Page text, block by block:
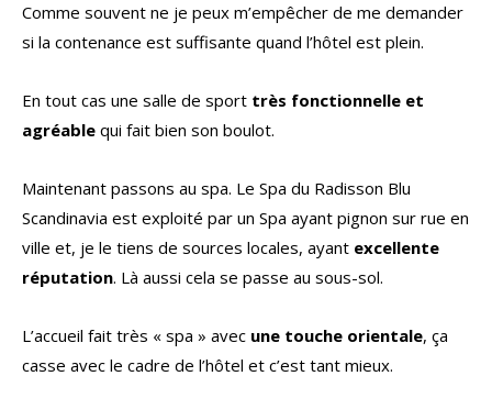
Comme souvent ne je peux m’empêcher de me demander
si la contenance est suffisante quand l’hôtel est plein.
En tout cas une salle de sport très fonctionnelle et
agréable qui fait bien son boulot.
Maintenant passons au spa. Le Spa du Radisson Blu
Scandinavia est exploité par un Spa ayant pignon sur rue en
ville et, je le tiens de sources locales, ayant excellente
réputation. Là aussi cela se passe au sous-sol.
L’accueil fait très « spa » avec une touche orientale, ça
casse avec le cadre de l’hôtel et c’est tant mieux.